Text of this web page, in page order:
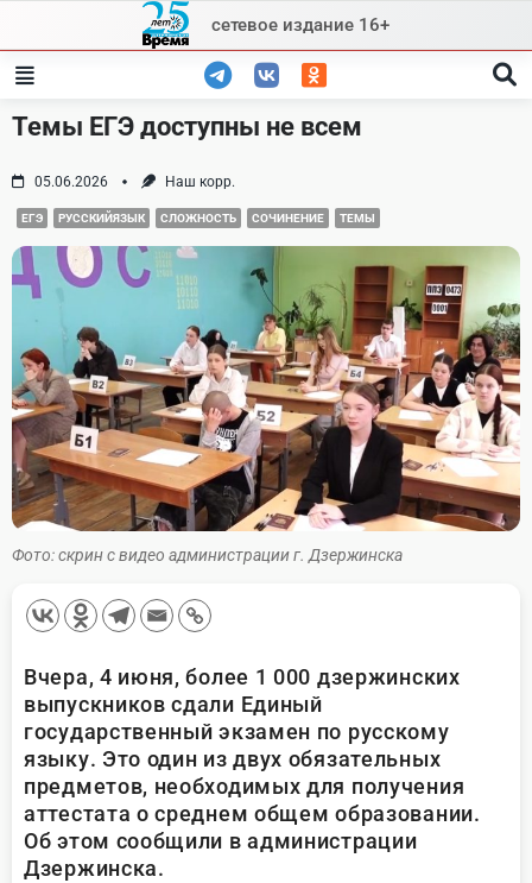
content
сетевое издание 16+
Темы ЕГЭ доступны не всем
05.06.2026 Наш корр.
ЕГЭ РУССКИЙЯЗЫК СЛОЖНОСТЬ СОЧИНЕНИЕ ТЕМЫ
Фото: скрин с видео администрации г. Дзержинска
Вчера, 4 июня, более 1 000 дзержинских
выпускников сдали Единый
государственный экзамен по русскому
языку. Это один из двух обязательных
предметов, необходимых для получения
аттестата о среднем общем образовании.
Об этом сообщили в администрации
Дзержинска.